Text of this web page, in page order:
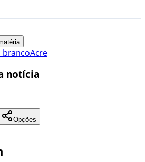
brancoAcre
notícia
Opções